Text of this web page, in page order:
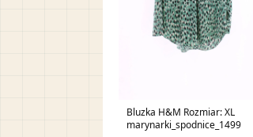
Bluzka H&M Rozmiar: XL
marynarki_spodnice_1499